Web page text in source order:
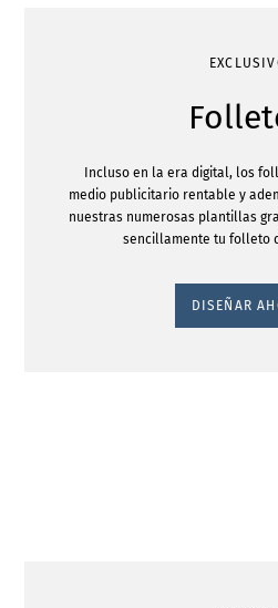
Incluso en la era digital, los
medio publicitario rentable y
nuestras numerosas plantillas
sencillamente tu folleto
DISEÑAR